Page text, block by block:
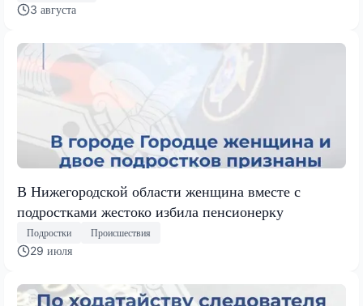
3 августа
В Нижегородской области женщина вместе с
подростками жестоко избила пенсионерку
Подростки Происшествия
29 июля